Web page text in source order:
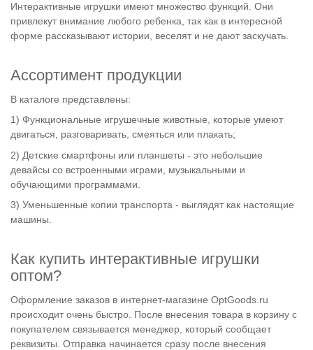
Интерактивные игрушки имеют множество функций. Они
привлекут внимание любого ребенка, так как в интересной
форме рассказывают истории, веселят и не дают заскучать.
Ассортимент продукции
В каталоге представлены:
1) Функциональные игрушечные животные, которые умеют
двигаться, разговаривать, смеяться или плакать;
2) Детские смартфоны или планшеты - это небольшие
девайсы со встроенными играми, музыкальными и
обучающими программами.
3) Уменьшенные копии транспорта - выглядят как настоящие
машины.
Как купить интерактивные игрушки
оптом?
Оформление заказов в интернет-магазине OptGoods.ru
происходит очень быстро. После внесения товара в корзину с
покупателем связывается менеджер, который сообщает
реквизиты. Отправка начинается сразу после внесения